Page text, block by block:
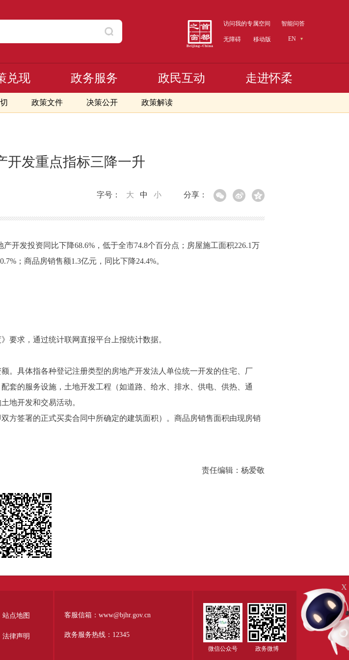
访问我的专属空间 智能问答
无障碍 移动版 EN
政策文件 决策公开 政策解读
兑现 政务服务 政民互动 走进怀柔
开发重点指标三降一升
分享：
字号： 大 中 小
发投资同比下降68.6%，低于全市74.8个百分点；房屋施工面积226.1万
；商品房销售额1.3亿元，同比下降24.4%。
求，通过统计联网直报平台上报统计数据。
具体指各种登记注册类型的房地产开发法人单位统一开发的住宅、厂
套的服务设施，土地开发工程（如道路、给水、排水、供电、供热、通
地开发和交易活动。
签署的正式买卖合同中所确定的建筑面积）。商品房销售面积由现房销
责任编辑：杨爱敬
站点地图
法律声明
客服信箱：www@bjhr.gov.cn
政务服务热线：12345
微信公众号 政务微博
X